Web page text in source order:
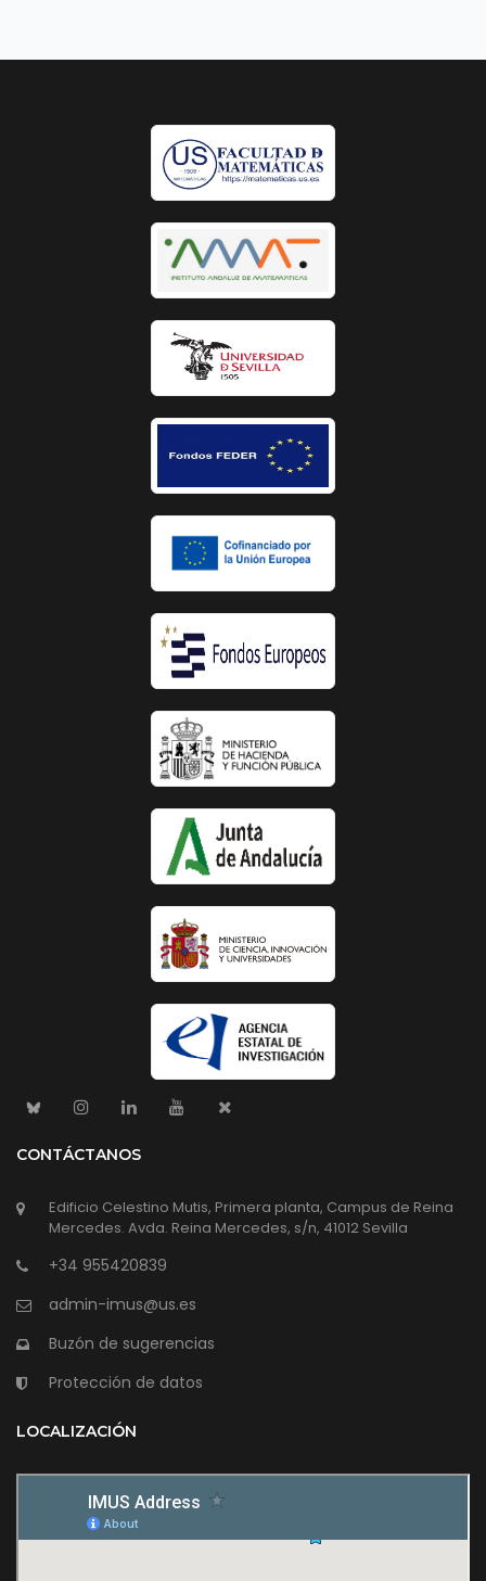
CONTÁCTANOS
Edificio Celestino Mutis, Primera planta, Campus de Reina
Mercedes. Avda. Reina Mercedes, s/n, 41012 Sevilla
+34 955420839
admin-imus@us.es
Buzón de sugerencias
Protección de datos
LOCALIZACIÓN